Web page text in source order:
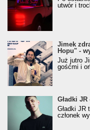
utwór i
Jimek zdradza
Hopu" - wywiad
Jimek
Hopu" -
Już jutro
gośćmi i
Gładki JR -Gładki
Gładki JR
członek